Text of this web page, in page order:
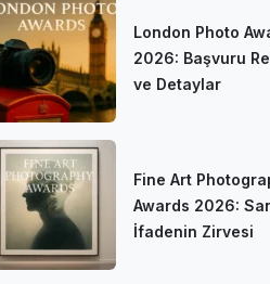
London Photo
2026: Başvuru
ve Detaylar
Fine Art
Awards 2026:
İfadenin Zirvesi